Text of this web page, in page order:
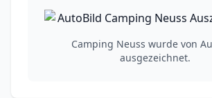
Camping Neuss wurde von
ausgezeichnet.